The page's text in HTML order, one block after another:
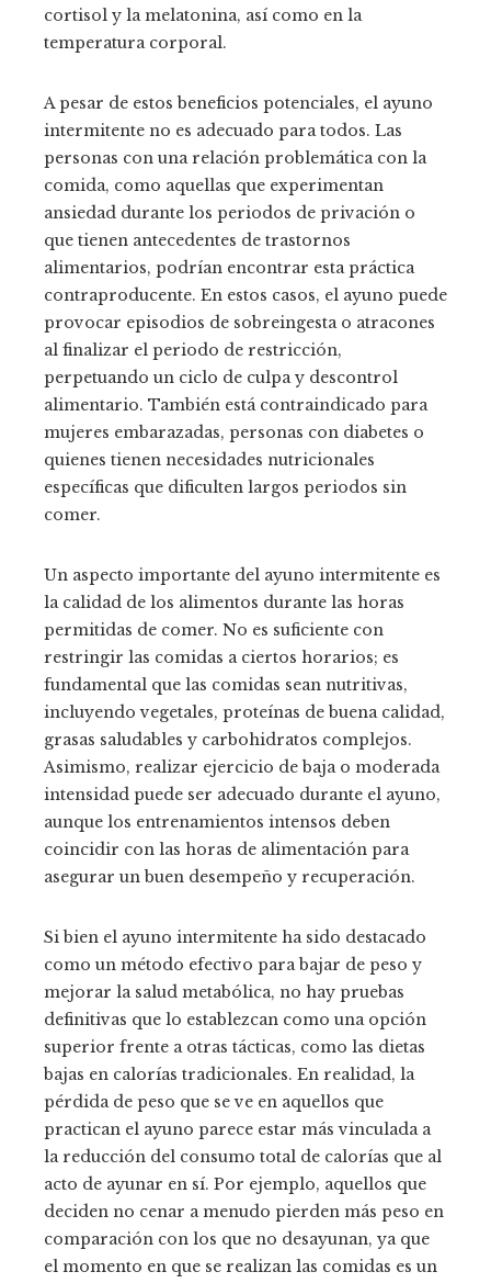
cortisol y la melatonina, así como en la
temperatura corporal.
A pesar de estos beneficios potenciales, el ayuno
intermitente no es adecuado para todos. Las
personas con una relación problemática con la
comida, como aquellas que experimentan
ansiedad durante los periodos de privación o
que tienen antecedentes de trastornos
alimentarios, podrían encontrar esta práctica
contraproducente. En estos casos, el ayuno puede
provocar episodios de sobreingesta o atracones
al finalizar el periodo de restricción,
perpetuando un ciclo de culpa y descontrol
alimentario. También está contraindicado para
mujeres embarazadas, personas con diabetes o
quienes tienen necesidades nutricionales
específicas que dificulten largos periodos sin
comer.
Un aspecto importante del ayuno intermitente es
la calidad de los alimentos durante las horas
permitidas de comer. No es suficiente con
restringir las comidas a ciertos horarios; es
fundamental que las comidas sean nutritivas,
incluyendo vegetales, proteínas de buena calidad,
grasas saludables y carbohidratos complejos.
Asimismo, realizar ejercicio de baja o moderada
intensidad puede ser adecuado durante el ayuno,
aunque los entrenamientos intensos deben
coincidir con las horas de alimentación para
asegurar un buen desempeño y recuperación.
Si bien el ayuno intermitente ha sido destacado
como un método efectivo para bajar de peso y
mejorar la salud metabólica, no hay pruebas
definitivas que lo establezcan como una opción
superior frente a otras tácticas, como las dietas
bajas en calorías tradicionales. En realidad, la
pérdida de peso que se ve en aquellos que
practican el ayuno parece estar más vinculada a
la reducción del consumo total de calorías que al
acto de ayunar en sí. Por ejemplo, aquellos que
deciden no cenar a menudo pierden más peso en
comparación con los que no desayunan, ya que
el momento en que se realizan las comidas es un